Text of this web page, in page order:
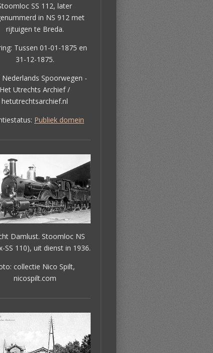
SS 112, later
in NS 912 met
rijtuigen te Breda.
Tussen 01-01-1875 en
31-12-1875.
Nederlands Spoorwegen -
Het Utrechts Archief /
hetutrechtsarchief.nl
Publiek domein
Damlust. Stoomloc NS
SS 110), uit dienst in 1936.
collectie Nico Spilt,
nicospilt.com